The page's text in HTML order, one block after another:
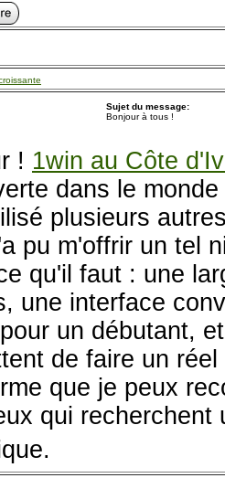
Sujet du message:
Bonjour à tous !
! 1win au Côte
dans le
plusieurs
pu m'offrir un tel
qu'il faut : une
une interface
un débutant,
de faire un
que je peux
qui recherchent